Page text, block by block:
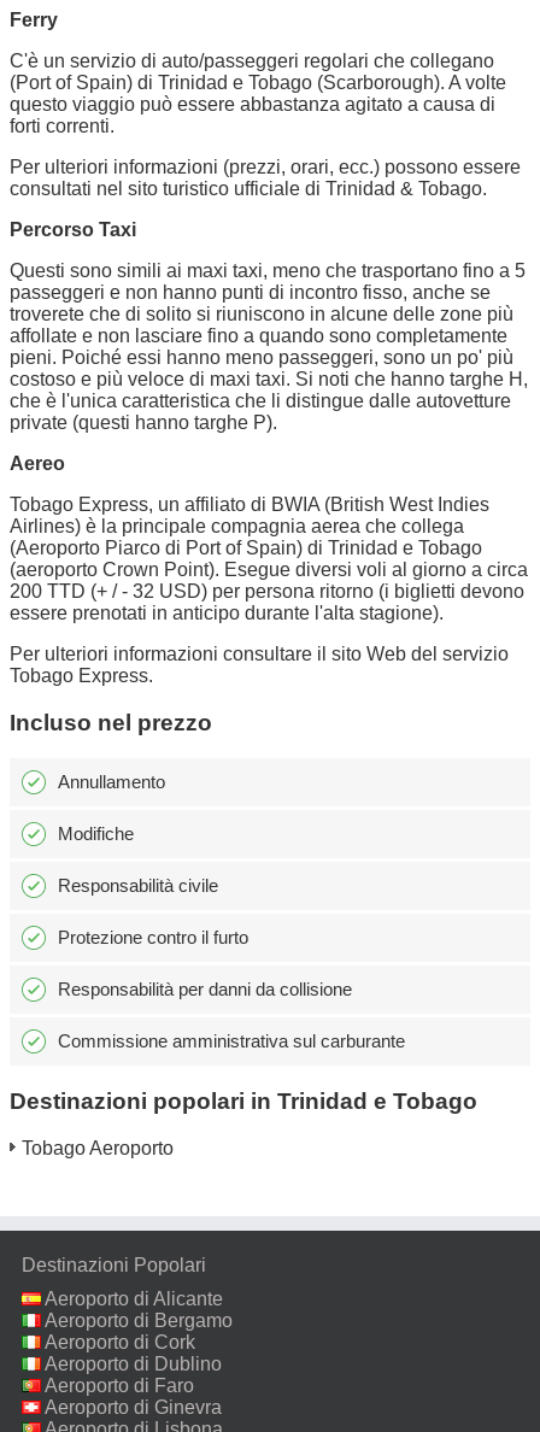
Ferry
C'è un servizio di auto/passeggeri regolari che collegano
(Port of Spain) di Trinidad e Tobago (Scarborough). A volte
questo viaggio può essere abbastanza agitato a causa di
forti correnti.
Per ulteriori informazioni (prezzi, orari, ecc.) possono essere
consultati nel sito turistico ufficiale di Trinidad & Tobago.
Percorso Taxi
Questi sono simili ai maxi taxi, meno che trasportano fino a 5
passeggeri e non hanno punti di incontro fisso, anche se
troverete che di solito si riuniscono in alcune delle zone più
affollate e non lasciare fino a quando sono completamente
pieni. Poiché essi hanno meno passeggeri, sono un po' più
costoso e più veloce di maxi taxi. Si noti che hanno targhe H,
che è l'unica caratteristica che li distingue dalle autovetture
private (questi hanno targhe P).
Aereo
Tobago Express, un affiliato di BWIA (British West Indies
Airlines) è la principale compagnia aerea che collega
(Aeroporto Piarco di Port of Spain) di Trinidad e Tobago
(aeroporto Crown Point). Esegue diversi voli al giorno a circa
200 TTD (+ / - 32 USD) per persona ritorno (i biglietti devono
essere prenotati in anticipo durante l'alta stagione).
Per ulteriori informazioni consultare il sito Web del servizio
Tobago Express.
Incluso nel prezzo
Annullamento
Modifiche
Responsabilità civile
Protezione contro il furto
Responsabilità per danni da collisione
Commissione amministrativa sul carburante
Destinazioni popolari in Trinidad e Tobago
Tobago Aeroporto
Destinazioni Popolari
Aeroporto di Alicante
Aeroporto di Bergamo
Aeroporto di Cork
Aeroporto di Dublino
Aeroporto di Faro
Aeroporto di Ginevra